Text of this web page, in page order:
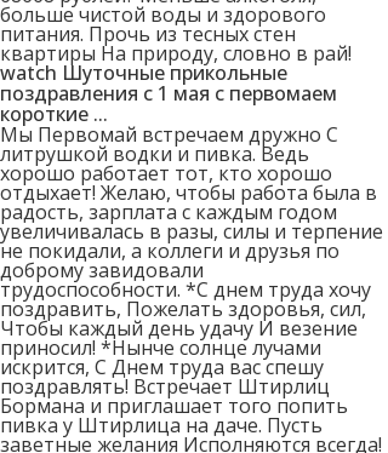
больше чистой воды и здорового
питания. Прочь из тесных стен
квартиры На природу, словно в рай!
watch Шуточные прикольные
поздравления с 1 мая с первомаем
короткие ...
Мы Первомай встречаем дружно С
литрушкой водки и пивка. Ведь
хорошо работает тот, кто хорошо
отдыхает! Желаю, чтобы работа была в
радость, зарплата с каждым годом
увеличивалась в разы, силы и терпение
не покидали, а коллеги и друзья по
доброму завидовали
трудоспособности. *С днем труда хочу
поздравить, Пожелать здоровья, сил,
Чтобы каждый день удачу И везение
приносил! *Нынче солнце лучами
искрится, С Днем труда вас спешу
поздравлять! Встречает Штирлиц
Бормана и приглашает того попить
пивка у Штирлица на даче. Пусть
заветные желания Исполняются всегда!